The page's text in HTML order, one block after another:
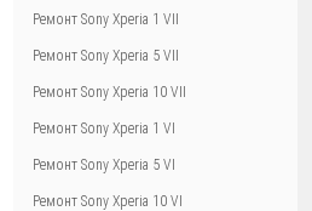
Ремонт Sony Xperia 1 VII
Ремонт Sony Xperia 5 VII
Ремонт Sony Xperia 10 VII
Ремонт Sony Xperia 1 VI
Ремонт Sony Xperia 5 VI
Ремонт Sony Xperia 10 VI